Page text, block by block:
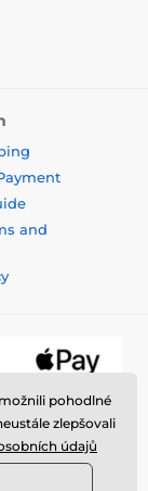
and
pohodlné
zlepšovali
údajů